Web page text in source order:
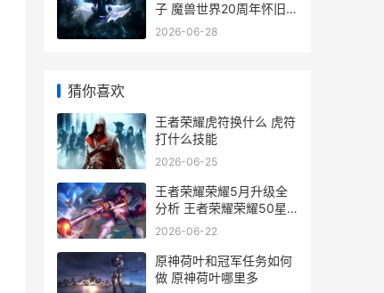
子 魔兽世界20周年怀旧
服更新公告
2026-06-28
猜你喜欢
王者荣耀虎符换什么 虎符
打什么技能
2026-06-25
王者荣耀荣耀5月升级全
分析 王者荣耀荣耀50星
相当于巅峰赛多少分
2026-06-22
原神荷叶和冠军任务如何
做 原神荷叶哪里多